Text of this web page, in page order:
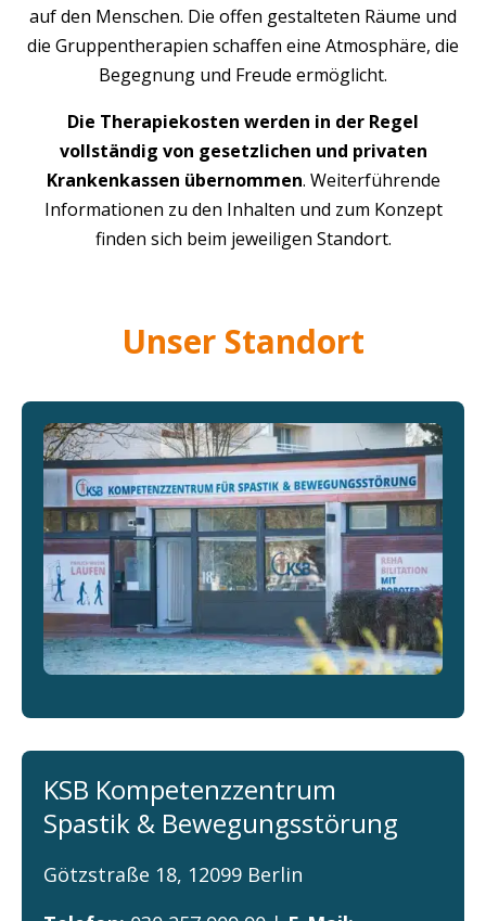
auf den Menschen. Die offen gestalteten Räume und
die Gruppentherapien schaffen eine Atmosphäre, die
Begegnung und Freude ermöglicht.
Die Therapiekosten werden in der Regel
vollständig von gesetzlichen und privaten
Krankenkassen übernommen. Weiterführende
Informationen zu den Inhalten und zum Konzept
finden sich beim jeweiligen Standort.
Unser Standort
KSB Kompetenzzentrum
Spastik & Bewegungsstörung
Götzstraße 18, 12099 Berlin